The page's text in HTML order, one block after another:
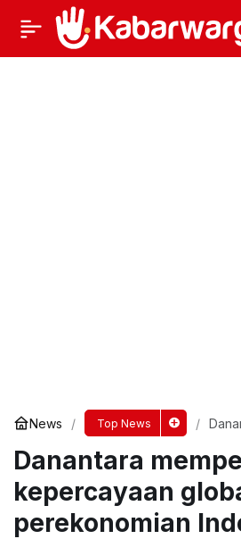
News Top News
Danantara
kepercayaan
perekonomian